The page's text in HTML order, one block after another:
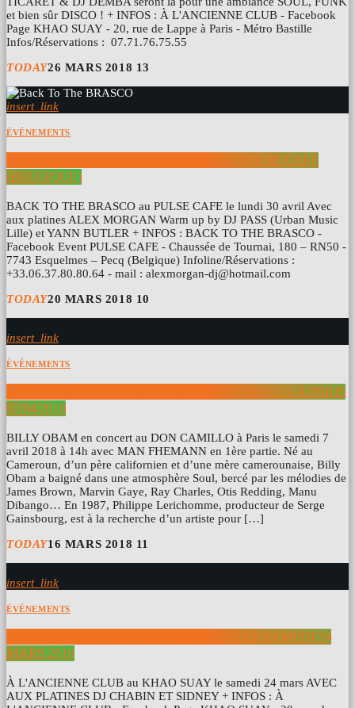
et bien sûr DISCO ! + INFOS : À L'ANCIENNE CLUB - Facebook
Page KHAO SUAY - 20, rue de Lappe à Paris - Métro Bastille
Infos/Réservations : 07.71.76.75.55
TODAY26 MARS 2018 13
insert_link
ÉVÉNEMENTS
BACK TO THE BRASCO 30/04/2018 AU PULSE CAFÉ
(BELGIQUE)
BACK TO THE BRASCO au PULSE CAFE le lundi 30 avril Avec
aux platines ALEX MORGAN Warm up by DJ PASS (Urban Music
Lille) et YANN BUTLER + INFOS : BACK TO THE BRASCO -
Facebook Event PULSE CAFE - Chaussée de Tournai, 180 – RN50 -
7743 Esquelmes – Pecq (Belgique) Infoline/Réservations :
+33.06.37.80.80.64 - mail : alexmorgan-dj@hotmail.com
TODAY20 MARS 2018 10
insert_link
ÉVÉNEMENTS
BILLY OBAM EN CONCERT AU DON CAMILLO À PARIS
07/04/2018
BILLY OBAM en concert au DON CAMILLO à Paris le samedi 7
avril 2018 à 14h avec MAN FHEMANN en 1ère partie. Né au
Cameroun, d’un père californien et d’une mère camerounaise, Billy
Obam a baigné dans une atmosphère Soul, bercé par les mélodies de
James Brown, Marvin Gaye, Ray Charles, Otis Redding, Manu
Dibango… En 1987, Philippe Lerichomme, producteur de Serge
Gainsbourg, est à la recherche d’un artiste pour […]
TODAY16 MARS 2018 11
insert_link
ÉVÉNEMENTS
À L’ANCIENNE CLUB AU KHAO SUAY LE SAMEDI 24
MARS 2018
À L'ANCIENNE CLUB au KHAO SUAY le samedi 24 mars AVEC
AUX PLATINES DJ CHABIN ET SIDNEY + INFOS : À